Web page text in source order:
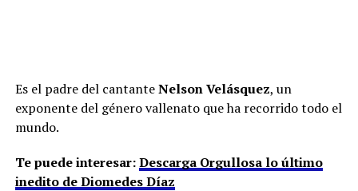
Es el padre del cantanteNelson Velásquez, un
exponente del género vallenato que ha recorrido todo el
mundo.
Te puede interesar:Descarga Orgullosa lo último
inedito de Diomedes Díaz